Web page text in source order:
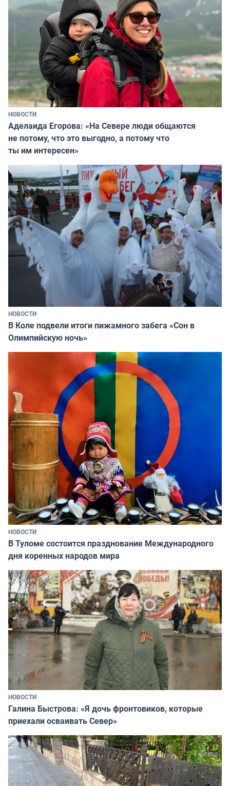
НОВОСТИ
Аделаида Егорова: «На Севере люди общаются
не потому, что это выгодно, а потому что
ты им интересен»
НОВОСТИ
В Коле подвели итоги пижамного забега «Сон в
Олимпийскую ночь»
НОВОСТИ
В Туломе состоится празднование Международного
дня коренных народов мира
НОВОСТИ
Галина Быстрова: «Я дочь фронтовиков, которые
приехали осваивать Север»